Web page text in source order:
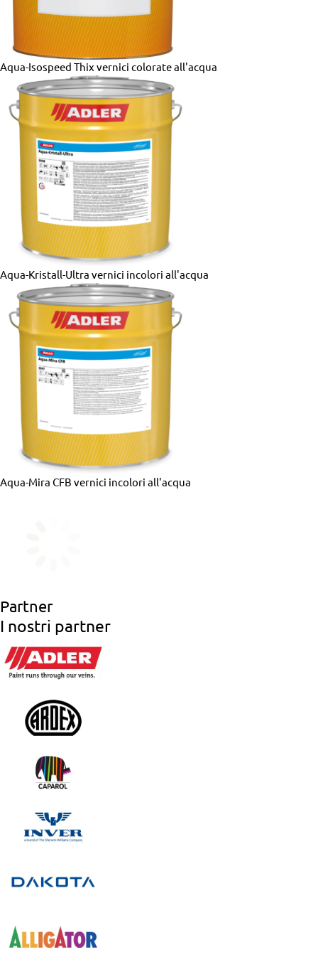
Aqua-Isospeed Thix vernici colorate all'acqua
Aqua-Kristall-Ultra vernici incolori all'acqua
Aqua-Mira CFB vernici incolori all'acqua
Partner
I nostri partner